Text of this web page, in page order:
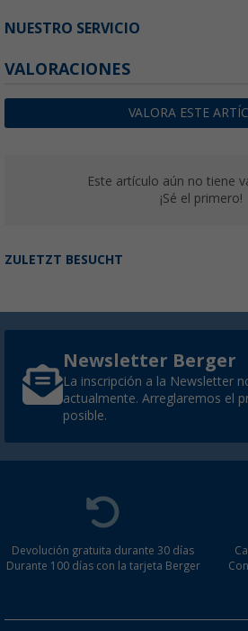
NUESTRO SERVICIO
VALORACIONES
VALORA ESTE
Este artículo aún no tiene
¡Sé el primero!
ZULETZT BESUCHT
Newsletter Berger
La inscripción a la Newsletter
actualmente. Arreglaremos el
posible.
Devolución gratuita durante 30 días
Durante 100 días con la tarjeta Berger